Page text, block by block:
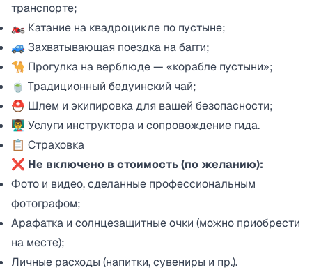
транспорте;
🏍️ Катание на квадроцикле по пустыне;
🚙 Захватывающая поездка на багги;
🐪 Прогулка на верблюде — «корабле пустыни»;
🍵 Традиционный бедуинский чай;
⛑️ Шлем и экипировка для вашей безопасности;
👨‍🏫 Услуги инструктора и сопровождение гида.
📋 Страховка
❌ Не включено в стоимость (по желанию):
Фото и видео, сделанные профессиональным
фотографом;
Арафатка и солнцезащитные очки (можно приобрести
на месте);
Личные расходы (напитки, сувениры и пр.).